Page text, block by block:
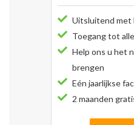
Uitsluitend met
Toegang tot
Help ons u het
brengen
Eén jaarlijkse
2 maanden